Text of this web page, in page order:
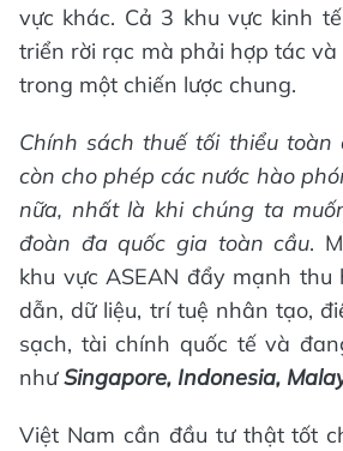
vực khác. Cả 3 khu vực kinh
triển rời rạc mà phải hợp tác
trong một chiến lược chung.
Chính sách thuế tối thiểu toàn
còn cho phép các nước hào
nữa, nhất là khi chúng ta
đoàn đa quốc gia toàn cầu.
khu vực ASEAN đẩy mạnh
dẫn, dữ liệu, trí tuệ nhân tạo,
sạch, tài chính quốc tế và
nhưSingapore, Indonesia,
Việt Nam cần đầu tư thật tốt